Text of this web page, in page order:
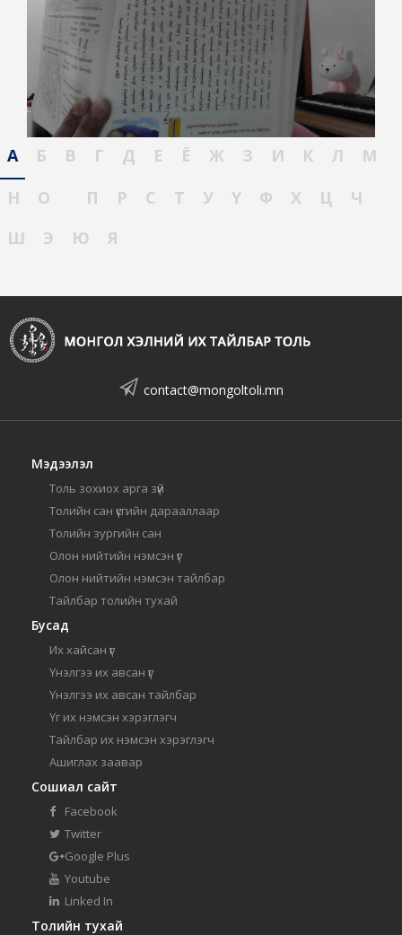
А Б В Г Д Е Ё Ж З И К Л
М
Н
О П Р С Т У Ү Ф Х Ц
Ч
Ш
Э Ю Я
contact@mongoltoli.mn
Мэдээлэл
Толь зохиох арга зүй
Толийн сан үсгийн дарааллаар
Толийн зургийн сан
Олон нийтийн нэмсэн үг
Олон нийтийн нэмсэн тайлбар
Тайлбар толийн тухай
Бусад
Их хайсан үг
Үнэлгээ их авсан үг
Үнэлгээ их авсан тайлбар
Үг их нэмсэн хэрэглэгч
Тайлбар их нэмсэн хэрэглэгч
Ашиглах заавар
Сошиал сайт
Facebook
Twitter
Google Plus
Youtube
Linked In
Толийн тухай